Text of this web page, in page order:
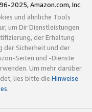
2025, Amazon.com, Inc.
und ähnliche Tools
um Dir Dienstleistungen
der Erhaltung
der Sicherheit und der
Seiten und -Dienste
Um mehr darüber
lies bitte die Hinweise
.